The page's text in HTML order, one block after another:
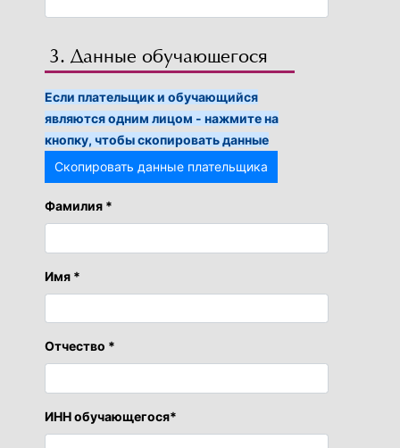
3. Данные обучающегося
Если плательщик и обучающийся
являются одним лицом - нажмите на
кнопку, чтобы скопировать данные
Скопировать данные плательщика
Фамилия *
Имя *
Отчество *
ИНН обучающегося*